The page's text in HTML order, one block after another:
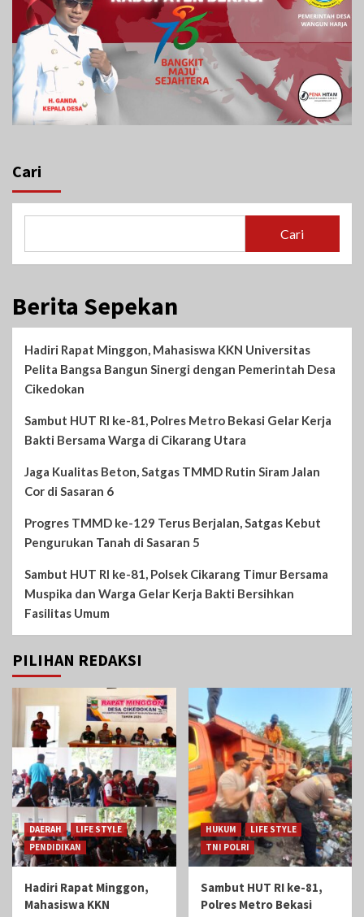
Cari
Cari
Berita Sepekan
Hadiri Rapat Minggon, Mahasiswa KKN Universitas
Pelita Bangsa Bangun Sinergi dengan Pemerintah Desa
Cikedokan
Sambut HUT RI ke-81, Polres Metro Bekasi Gelar Kerja
Bakti Bersama Warga di Cikarang Utara
Jaga Kualitas Beton, Satgas TMMD Rutin Siram Jalan
Cor di Sasaran 6
Progres TMMD ke-129 Terus Berjalan, Satgas Kebut
Pengurukan Tanah di Sasaran 5
Sambut HUT RI ke-81, Polsek Cikarang Timur Bersama
Muspika dan Warga Gelar Kerja Bakti Bersihkan
Fasilitas Umum
PILIHAN REDAKSI
DAERAH
LIFE STYLE
PENDIDIKAN
Hadiri Rapat Minggon,
Mahasiswa KKN
HUKUM
LIFE STYLE
TNI POLRI
Sambut HUT RI ke-81,
Polres Metro Bekasi